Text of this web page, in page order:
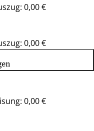
0,00 €
0,00 €
0,00 €